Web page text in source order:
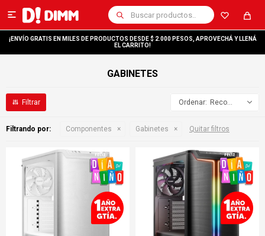

¡ENVÍO GRATIS EN MILES DE PRODUCTOS DESDE $ 2.000 PESOS, APROVECHÁ Y LLENÁ
EL CARRITO!
GABINETES
Recomendados
Filtrando por: Componentes Gabinetes Quitar filtros